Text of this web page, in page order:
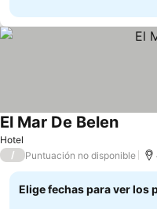
Hotel
El Mar De Belen
/ Puntuación no disponible
Elige fechas para ver los